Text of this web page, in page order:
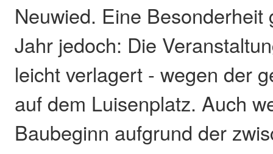
Neuwied. Eine Besonderheit
Jahr jedoch: Die
leicht verlagert - wegen der
auf dem Luisenplatz. Auch
Baubeginn aufgrund der